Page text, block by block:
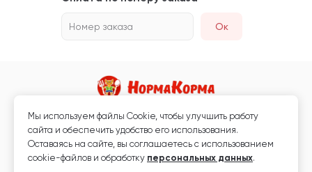
Номер заказа Ок
Магазин кормов для животных и ветаптека
Любая информация, размещённая на сайте, не является публичной
офертой.
Мы используем файлы Сookie, чтобы улучшить работу
сайта и обеспечить удобство его использования.
Оставаясь на сайте, вы соглашаетесь с использованием
cookie-файлов и обработку персональных данных.